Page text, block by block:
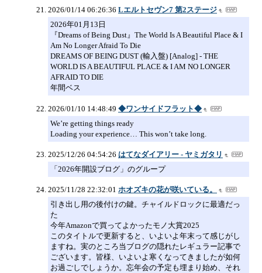
2026/01/14 06:26:36 Lエルトセヴン7 第2ステージ
2026年01月13日
『Dreams of Being Dust』The World Is A Beautiful Place & I
Am No Longer Afraid To Die
DREAMS OF BEING DUST (輸入盤) [Analog] - THE
WORLD IS A BEAUTIFUL PLACE & I AM NO LONGER
AFRAID TO DIE
年間ベス
2026/01/10 14:48:49 ◆ワンサイドフラット◆
We’re getting things ready
Loading your experience… This won’t take long.
2025/12/26 04:54:26 はてなダイアリー - ヤミガタリ
「2026年開設ブログ」のグループ
2025/11/28 22:32:01 ホオズキの花が咲いている。
引き出し用の後付けの鍵。チャイルドロックに最適だっ
た
今年Amazonで買ってよかったモノ大賞2025
このタイトルで更新すると、いよいよ年末って感じがし
ますね。実のところ当ブログの隠れたレギュラー記事で
ございます。皆様、いよいよ寒くなってきましたが如何
お過ごしでしょうか。忘年会の予定も埋まり始め、それ